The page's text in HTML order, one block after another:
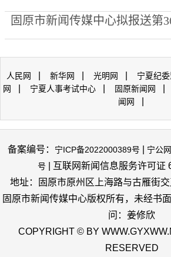
人民网 新华网 光明网 宁夏纪
网
宁夏人事考试中心 固原新闻网
闻网
备案编号： 宁ICP备2022000389号
宁公
号 | 互联网新闻信息服务许可证
地址：固原市原州区上海路与古雁街
固原市新闻传媒中心版权所有，未经书
问：姜修欣
COPYRIGHT © BY
RESERVED